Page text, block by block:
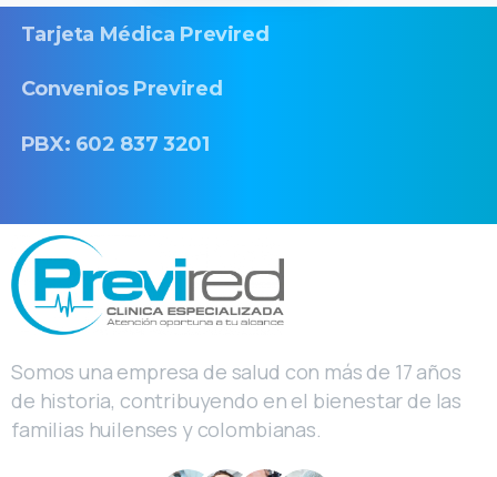
Tarjeta Médica Previred
Convenios Previred
PBX: 602 837 3201
Somos una empresa de salud con más de 17 años
de historia, contribuyendo en el bienestar de las
familias huilenses y colombianas.